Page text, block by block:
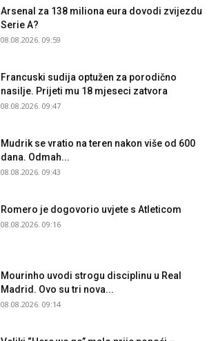
Arsenal za 138 miliona eura dovodi zvijezdu
Serie A?
08.08.2026. 09:59
Francuski sudija optužen za porodično
nasilje. Prijeti mu 18 mjeseci zatvora
08.08.2026. 09:47
Mudrik se vratio na teren nakon više od 600
dana. Odmah...
08.08.2026. 09:43
Romero je dogovorio uvjete s Atleticom
08.08.2026. 09:16
Mourinho uvodi strogu disciplinu u Real
Madrid. Ovo su tri nova...
08.08.2026. 09:14